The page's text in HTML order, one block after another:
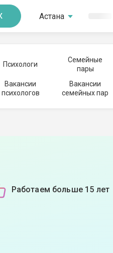
Астана
Психологи
Семейные
пары
Вакансии
психологов
Вакансии
семейных пар
Работаем больше 15 лет